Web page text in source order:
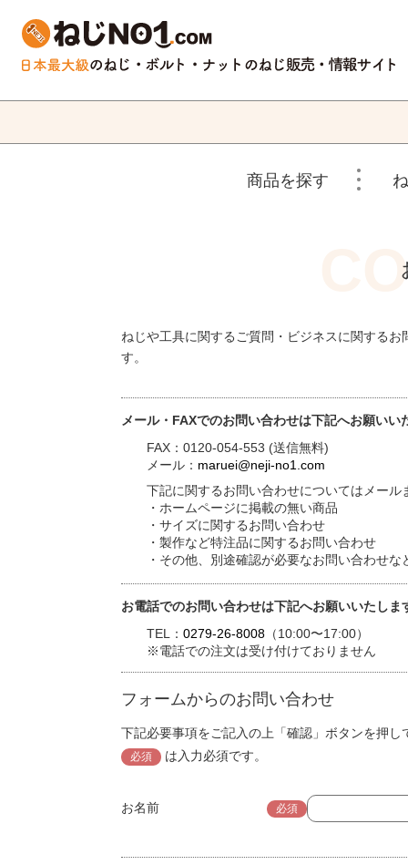
商品を探す
ねじや工具に関するご質問・ビジネスに関する
す。
メール・FAXでのお問い合わせは下記へお願いい
FAX：0120-054-553 (送信無料)
メール： maruei@neji-no1.com
下記に関するお問い合わせについてはメー
・ホームページに掲載の無い商品
・サイズに関するお問い合わせ
・製作など特注品に関するお問い合わせ
・その他、別途確認が必要なお問い合わせな
お電話でのお問い合わせは下記へお願いいたしま
TEL： 0279-26-8008 （10:00〜17:00）
※電話での注文は受け付けておりません
フォームからのお問い合わせ
下記必要事項をご記入の上「確認」ボタンを押し
必須 は入力必須です。
お名前 必須